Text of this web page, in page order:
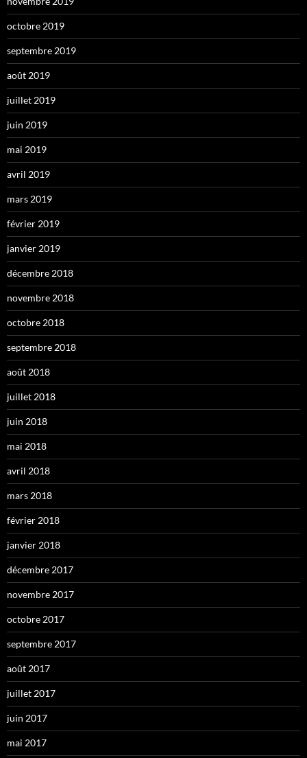
octobre 2019
septembre 2019
août 2019
juillet 2019
juin 2019
mai 2019
avril 2019
mars 2019
février 2019
janvier 2019
décembre 2018
novembre 2018
octobre 2018
septembre 2018
août 2018
juillet 2018
juin 2018
mai 2018
avril 2018
mars 2018
février 2018
janvier 2018
décembre 2017
novembre 2017
octobre 2017
septembre 2017
août 2017
juillet 2017
juin 2017
mai 2017